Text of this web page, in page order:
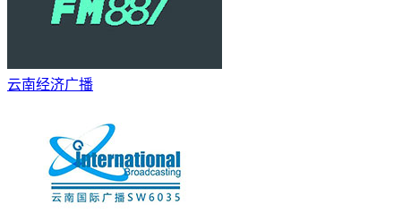
云南经济广播